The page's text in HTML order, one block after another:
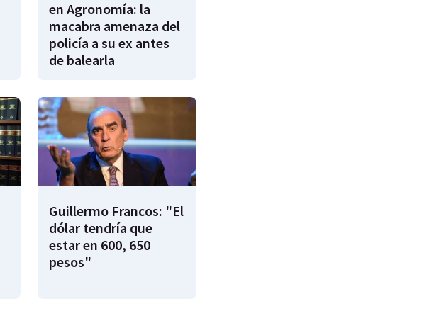
en Agronomía: la
macabra amenaza del
policía a su ex antes
de balearla
Guillermo Francos: "El
dólar tendría que
estar en 600, 650
pesos"